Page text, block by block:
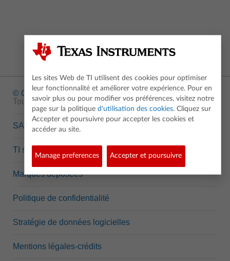
© Copyright1995-2026 Texas Instruments Incorporated.
Tous droits réservés.
SAV
TI semi-conducteurs
Marques déposées
Politique de confidentialité
Stratégie de données logicielles
Mentions légales-crédits
Les sites Web de TI utilisent des cookies pour optimiser
leur fonctionnalité et améliorer votre expérience. Pour en
savoir plus ou pour modifier vos préférences, visitez notre
page sur la politique d'utilisation des cookies. Cliquez sur
Accepter et poursuivre pour accepter les cookies et
accéder au site.
Manage preferences Accepter et poursuivre